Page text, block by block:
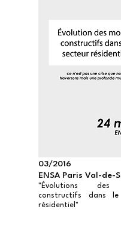
03/2016
ENSA Paris Val-de-
"Évolutions des
constructifs dans le
résidentiel"